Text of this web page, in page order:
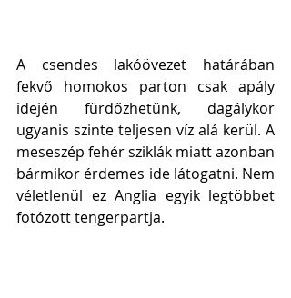
A csendes lakóövezet határában
fekvő homokos parton csak apály
idején fürdőzhetünk, dagálykor
ugyanis szinte teljesen víz alá kerül. A
meseszép fehér sziklák miatt azonban
bármikor érdemes ide látogatni. Nem
véletlenül ez Anglia egyik legtöbbet
fotózott tengerpartja.